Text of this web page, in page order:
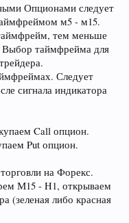
Опционами следует
м5 - м15.
тем меньше
Выбор таймфрейма для
Следует
сигнала индикатора
Call опцион.
Put опцион.
на Форекс.
М15 - H1, открываем
(зеленая либо красная